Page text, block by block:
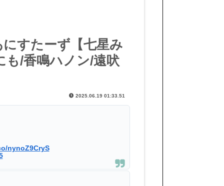
すたーず【七星み
も/香鳴ハノン/遠吠
2025.06.19 01:33.51
nynoZ9CryS